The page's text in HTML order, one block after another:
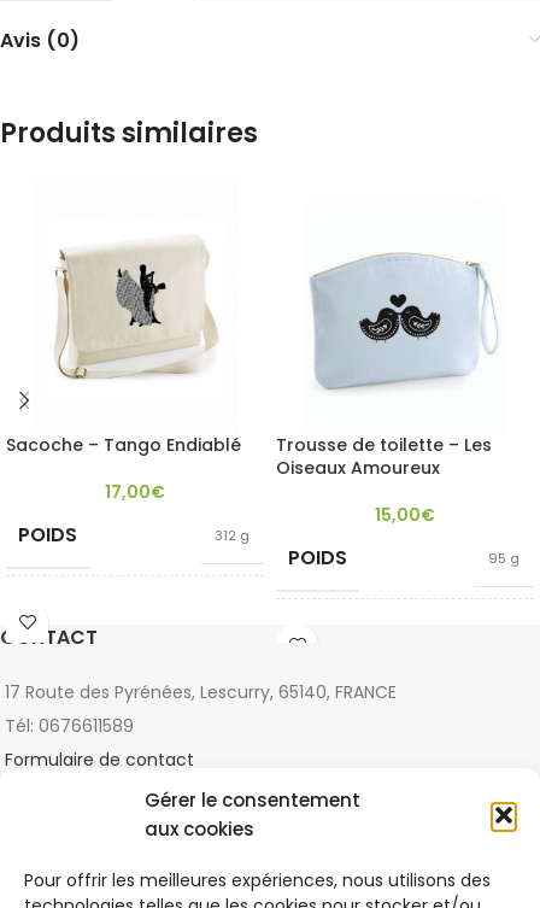
Gérer le consentement
aux cookies
Pour offrir les meilleures expériences, nous utilisons des
Avis (0)
Produits similaires
Sacoche – Tango Endiablé
17,00€
POIDS 312 g
COULEUR
CRITÈRES
Commerce
Équitable
Trousse de toilette – Les
Oiseaux Amoureux
15,00€
POIDS 95 g
COULEUR
CONTACT
17 Route des Pyrénées, Lescurry, 65140, FRANCE
Tél: 0676611589
Formulaire de contact
DERNIERS ARTICLES
2021-11-13
1 Comment